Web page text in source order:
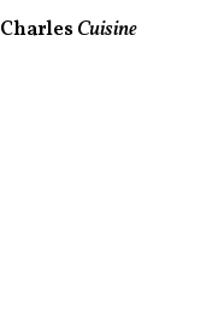
CharlesCuisine